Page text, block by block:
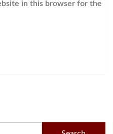
in this browser for the